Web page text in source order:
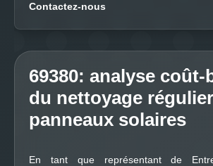
Contactez-nous
69380: analyse coût-
du nettoyage
panneaux solaires
En tant que représentant de